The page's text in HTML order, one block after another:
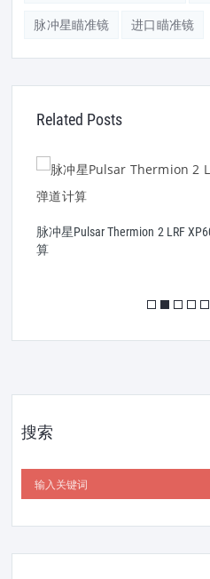
脉冲星瞄准镜 进口瞄准镜
Related Posts
脉冲星Pulsar Thermion 2 LRF
算
搜索